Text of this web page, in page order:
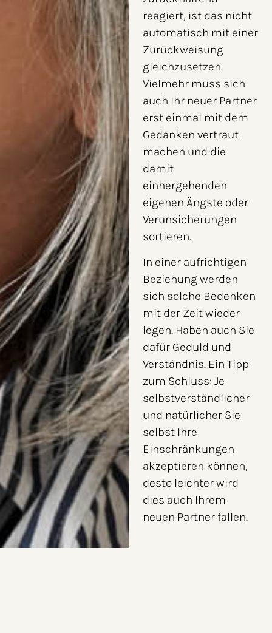
reagiert, ist das nicht
automatisch mit einer
Zurückweisung
gleichzusetzen.
Vielmehr muss sich
auch Ihr neuer Partner
erst einmal mit dem
Gedanken vertraut
machen und die
damit
einhergehenden
eigenen Ängste oder
Verunsicherungen
sortieren.
In einer aufrichtigen
Beziehung werden
sich solche Bedenken
mit der Zeit wieder
legen. Haben auch Sie
dafür Geduld und
Verständnis. Ein Tipp
zum Schluss: Je
selbstverständlicher
und natürlicher Sie
selbst Ihre
Einschränkungen
akzeptieren können,
desto leichter wird
dies auch Ihrem
neuen Partner fallen.